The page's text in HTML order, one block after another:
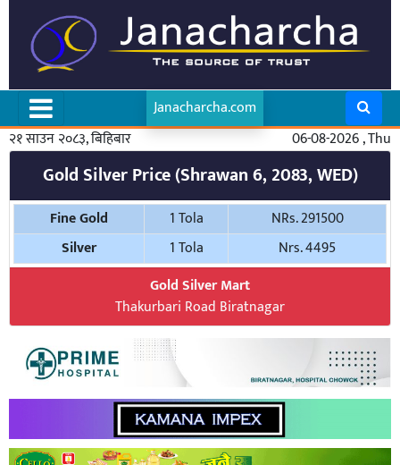
Janacharcha.com
२१ साउन २०८३, बिहिबार
06-08-2026 , Thu
Gold Silver Price (Shrawan 6, 2083, WED)
Fine Gold 1 Tola
NRs. 291500
Silver
1 Tola
Nrs. 4495
Gold Silver Mart
Thakurbari Road Biratnagar